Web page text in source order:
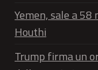
Yemen, sale a
Houthi
Trump firma un